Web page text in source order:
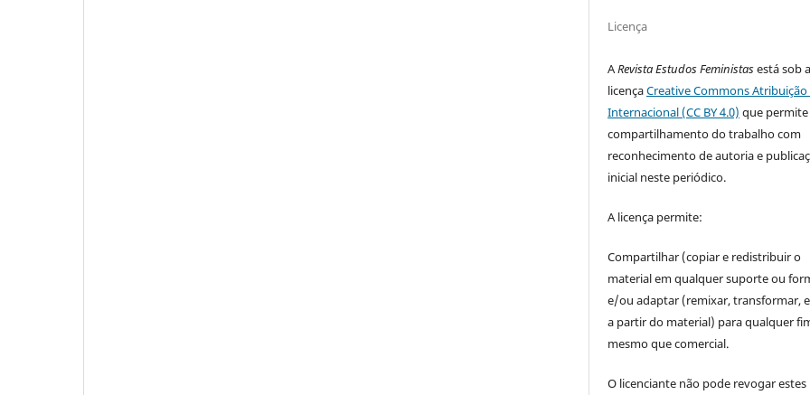
Licença
ARevista Estudos Feministasestá sob a
licençaCreative Commons Atribuição
Internacional (CC BY 4.0) que
compartilhamento do trabalho com
reconhecimento de autoria e
inicial neste periódico.
A licença permite:
Compartilhar (copiar e redistribuir o
material em qualquer suporte ou
e/ou adaptar (remixar, transformar,
a partir do material) para qualquer
mesmo que comercial.
O licenciante não pode revogar estes